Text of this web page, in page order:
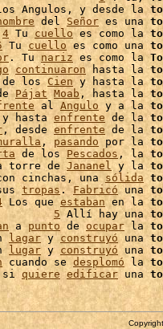
y desde la
del Señor es una
4 Tu cuello es como la
Tu cuello es como una
. Tu nariz es como la
continuaron hasta la
los Cien y hasta la
Pájat Moab , hasta la
al Angulo y a la
hasta enfrente de la
, desde enfrente de la
, pasando por la
de los Pescados , la
de Jananel y la
cinchas, una sólida
tropas. Fabricó una
Los que estaban en la
5 Allí hay una
a punto de ocupar la
lagar y construyó una
lugar y construyó una
cuando se desplomó la
quiere edificar una